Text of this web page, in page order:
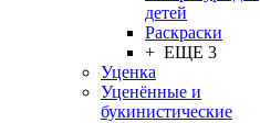
детей
Раскраски
+ ЕЩЕ 3
Уценка
Уценённые и
букинистические